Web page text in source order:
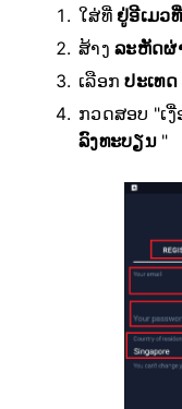
ໃສ່ທີ່ ຢູ່ອີເມວ
ສ້າງລະຫັດຜ່
ເລືອກປະເທດ
ກວດສອບ "ເ
ລົງທະບຽນ"